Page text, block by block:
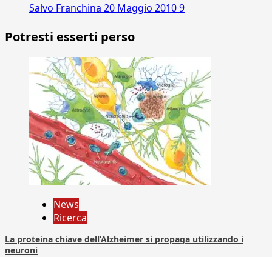
Salvo Franchina 20 Maggio 20109
Potresti esserti perso
News
Ricerca
La proteina chiave dell’Alzheimer si propaga utilizzando i
neuroni